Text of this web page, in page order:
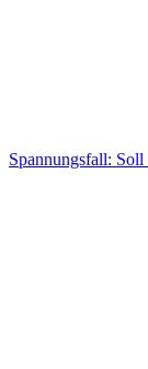
Spannungsfall: